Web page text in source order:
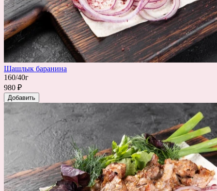
Шашлык баранина
160/40г
980 ₽
Добавить